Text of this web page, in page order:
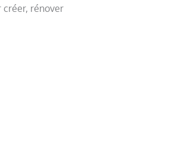
rénover